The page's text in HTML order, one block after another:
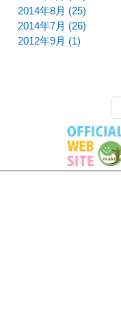
2014年8月 (25)
2014年7月 (26)
2012年9月 (1)